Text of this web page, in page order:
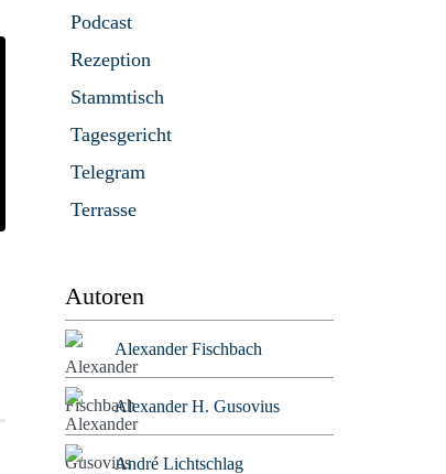
Podcast
Rezeption
Stammtisch
Tagesgericht
Telegram
Terrasse
Autoren
Alexander Fischbach
Alexander H. Gusovius
André Lichtschlag